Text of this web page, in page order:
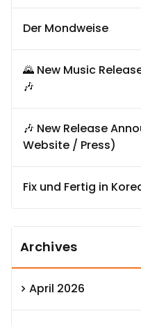
Der Mondweise
🌄 New Music
🎶
🎶 New Release
Website / Press)
Fix und Fertig in
Archives
April 2026